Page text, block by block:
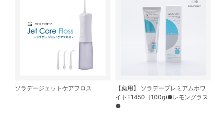
ソラデージェットケアフロス
【薬用】 ソラデープレミアムホワ
イトF1450（100g)●レモングラス
●